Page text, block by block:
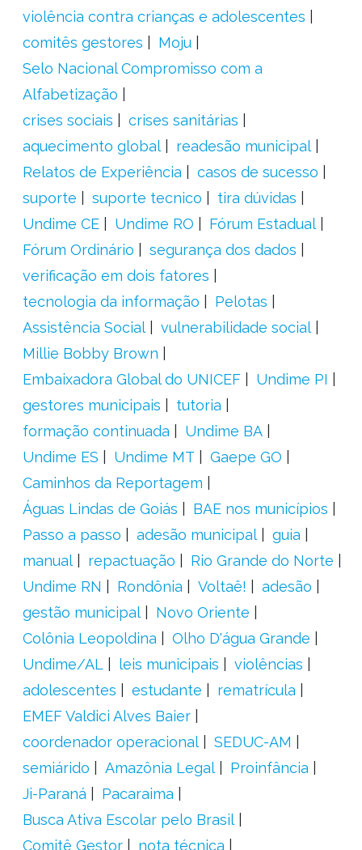
violência contra crianças e adolescentes
comitês gestores
Moju
Selo Nacional Compromisso com a
Alfabetização
crises sociais
crises sanitárias
aquecimento global
readesão municipal
Relatos de Experiência
casos de sucesso
suporte
suporte tecnico
tira dúvidas
Undime CE
Undime RO
Fórum Estadual
Fórum Ordinário
segurança dos dados
verificação em dois fatores
tecnologia da informação
Pelotas
Assistência Social
vulnerabilidade social
Millie Bobby Brown
Embaixadora Global do UNICEF
Undime PI
gestores municipais
tutoria
formação continuada
Undime BA
Undime ES
Undime MT
Gaepe GO
Caminhos da Reportagem
Águas Lindas de Goiás
BAE nos municípios
Passo a passo
adesão municipal
guia
manual
repactuação
Rio Grande do Norte
Undime RN
Rondônia Voltaê!
adesão
gestão municipal
Novo Oriente
Colônia Leopoldina
Olho D'água Grande
Undime/AL
leis municipais
violências
adolescentes
estudante
rematrícula
EMEF Valdici Alves Baier
coordenador operacional
SEDUC-AM
semiárido
Amazônia Legal
Proinfância
Ji-Paraná
Pacaraima
Busca Ativa Escolar pelo Brasil
Comitê Gestor
nota técnica